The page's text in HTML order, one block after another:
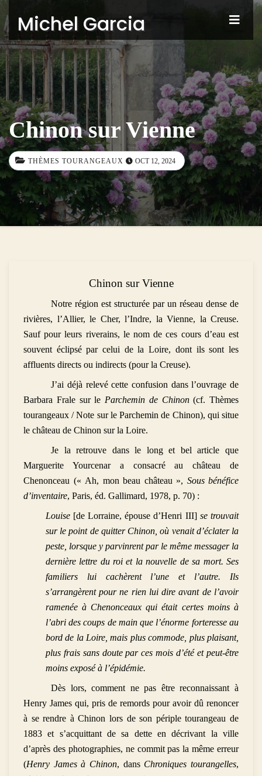
Michel Garcia
Chinon sur Vienne
THÈMES TOURANGEAUX OCT 12, 2024
Chinon sur Vienne
Notre région est structurée par un réseau dense de
rivières, l’Allier, le Cher, l’Indre, la Vienne, la Creuse.
Sauf pour leurs riverains, le nom de ces cours d’eau est
souvent éclipsé par celui de la Loire, dont ils sont les
affluents directs ou indirects (pour la Creuse).
J’ai déjà relevé cette confusion dans l’ouvrage de
Barbara Frale sur le Parchemin de Chinon(cf. Thèmes
tourangeaux / Note sur le Parchemin de Chinon), qui situe
le château de Chinon sur la Loire.
Je la retrouve dans le long et bel article que
Marguerite Yourcenar a consacré au château de
Chenonceau (« Ah, mon beau château », Sous bénéfice
d’inventaire, Paris, éd. Gallimard, 1978, p. 70) :
Louise [de Lorraine, épouse d’Henri III] se trouvait
sur le point de quitter Chinon, où venait d’éclater la
peste, lorsque y parvinrent par le même messager la
dernière lettre du roi et la nouvelle de sa mort. Ses
familiers lui cachèrent l’une et l’autre. Ils
s’arrangèrent pour ne rien lui dire avant de l’avoir
ramenée à Chenonceaux qui était certes moins à
l’abri des coups de main que l’énorme forteresse au
bord de la Loire, mais plus commode, plus plaisant,
plus frais sans doute par ces mois d’été et peut-être
moins exposé à l’épidémie.
Dès lors, comment ne pas être reconnaissant à
Henry James qui, pris de remords pour avoir dû renoncer
à se rendre à Chinon lors de son périple tourangeau de
1883 et s’acquittant de sa dette en décrivant la ville
d’après des photographies, ne commit pas la même erreur
(Henry James à Chinon, dans Chroniques tourangelles,